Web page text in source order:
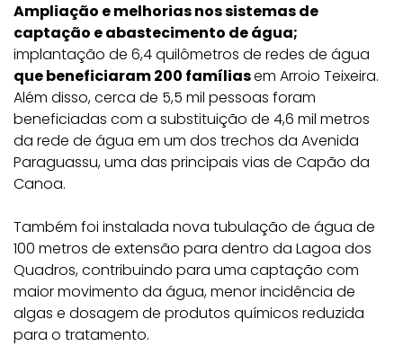
Ampliação e melhorias nos sistemas de
captação e abastecimento de água;
implantação de 6,4 quilômetros de redes de água
que beneficiaram 200 famíliasem Arroio Teixeira.
Além disso, cerca de 5,5 mil pessoas foram
beneficiadas com a substituição de 4,6 mil metros
da rede de água em um dos trechos da Avenida
Paraguassu, uma das principais vias de Capão da
Canoa.
Também foi instalada nova tubulação de água de
100 metros de extensão para dentro da Lagoa dos
Quadros, contribuindo para uma captação com
maior movimento da água, menor incidência de
algas e dosagem de produtos químicos reduzida
para o tratamento.